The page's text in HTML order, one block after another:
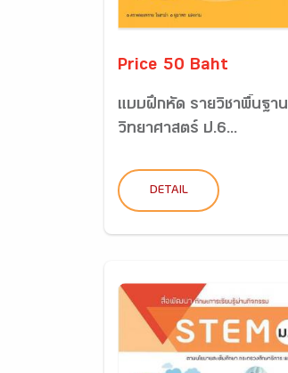
Price 50 Baht
แบบฝึกหัด รายวิชาพื้นฐาน
วิทยาศาสตร์ ป.6...
DETAIL